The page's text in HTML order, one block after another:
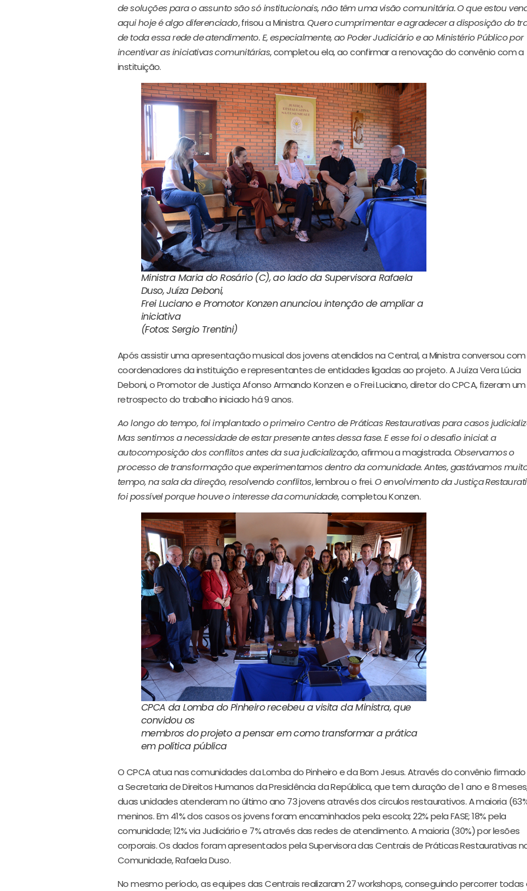
de soluções para o assunto são só institucionais, não têm uma visão comunitária. O que estou
aqui hoje é algo diferenciado, frisou a Ministra.Quero cumprimentar e agradecer a disposição do
de toda essa rede de atendimento. E, especialmente, ao Poder Judiciário e ao Ministério Público por
incentivar as iniciativas comunitárias, completou ela, ao confirmar a renovação do convênio com a
instituição.
Ministra Maria do Rosário (C), ao lado da Supervisora Rafaela
Duso, Juíza Deboni,
Frei Luciano e Promotor Konzen anunciou intenção de ampliar a
iniciativa
(Fotos: Sergio Trentini)
Após assistir uma apresentação musical dos jovens atendidos na Central, a Ministra conversou
coordenadores da instituição e representantes de entidades ligadas ao projeto.A Juíza Vera Lúcia
Deboni, o Promotor de Justiça Afonso Armando Konzen e o Frei Luciano, diretor do CPCA, fizeram um
retrospecto do trabalho iniciado há 9 anos.
Ao longo do tempo, foi implantado o primeiro Centro de Práticas Restaurativas para casos
Mas sentimos a necessidade de estar presente antes dessa fase. E esse foi o desafio inicial: a
autocomposição dos conflitos antes da sua judicialização, afirmou a magistrada.Observamos o
processo de transformação que experimentamos dentro da comunidade. Antes, gastávamos
tempo, na sala da direção, resolvendo conflitos, lembrou o frei.O envolvimento da Justiça
foi possível porque houve o interesse da comunidade, completou Konzen.
CPCA da Lomba do Pinheiro recebeu a visita da Ministra, que
convidou os
membros do projeto a pensar em como transformar a prática
em política pública
O CPCA atua nas comunidades da Lomba do Pinheiro e da Bom Jesus. Através do convênio
a Secretaria de Direitos Humanos da Presidência da República, que tem duração de 1 ano e 8
duas unidades atenderam no último ano 73 jovens através dos círculos restaurativos. A maioria
meninos. Em 41% dos casos os jovens foram encaminhados pela escola; 22% pela FASE; 18% pela
comunidade; 12% via Judiciário e 7% através das redes de atendimento. A maioria (30%) por lesões
corporais. Os dados foram apresentados pela Supervisora das Centrais de Práticas Restaurativas
Comunidade, Rafaela Duso.
No mesmo período, as equipes das Centrais realizaram 27 workshops, conseguindo percorrer todas